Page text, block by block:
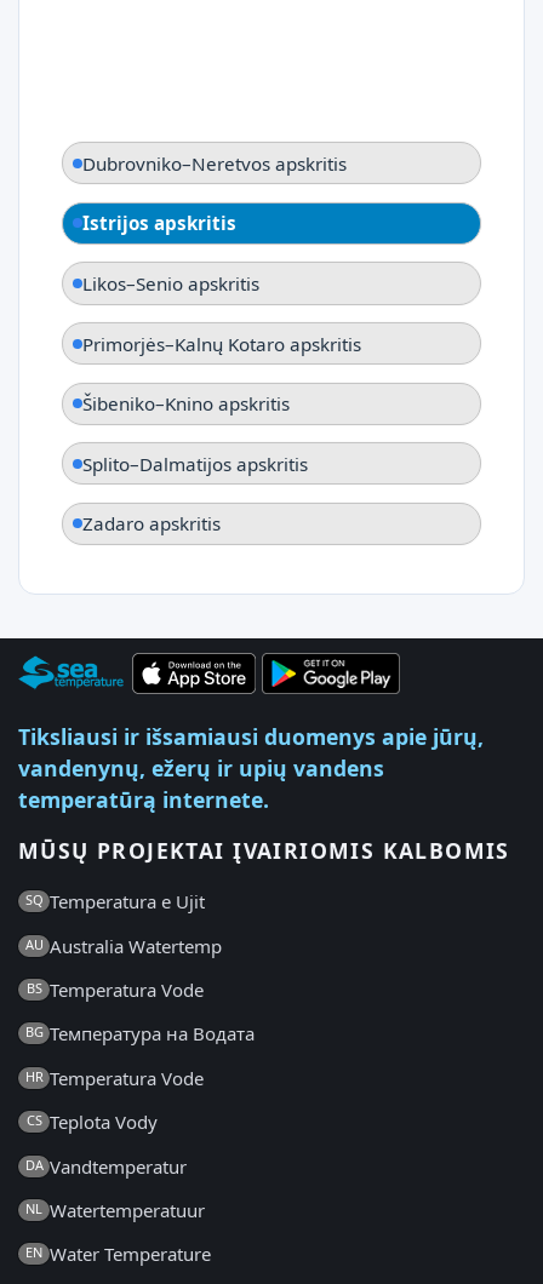
Dubrovniko–Neretvos apskritis
Istrijos apskritis
Likos–Senio apskritis
Primorjės–Kalnų Kotaro apskritis
Šibeniko–Knino apskritis
Splito–Dalmatijos apskritis
Zadaro apskritis
Tiksliausi ir išsamiausi duomenys apie jūrų,
vandenynų, ežerų ir upių vandens
temperatūrą internete.
MŪSŲ PROJEKTAI ĮVAIRIOMIS KALBOMIS
SQ Temperatura e Ujit
AU Australia Watertemp
BS Temperatura Vode
BG Температура на Водата
HR Temperatura Vode
CS Teplota Vody
DA Vandtemperatur
NL Watertemperatuur
EN Water Temperature